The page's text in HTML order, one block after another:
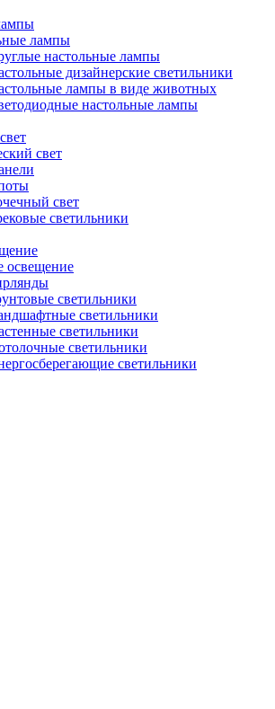
лампы
настольные лампы
дизайнерские светильники
лампы в виде животных
настольные лампы
свет
свет
светильники
освещение
светильники
светильники
светильники
светильники
светильники